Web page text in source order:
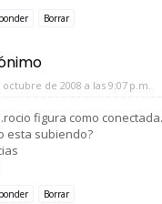
Borrar
octubre de 2008 a las 9:07 p.m.
figura como
esta subiendo?
Borrar